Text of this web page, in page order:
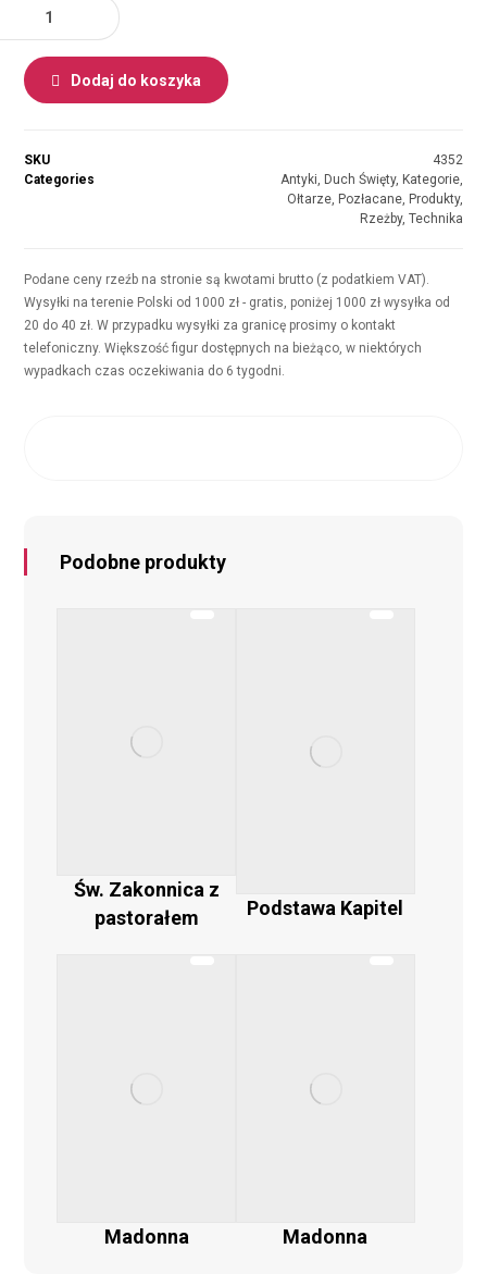
Dodaj do koszyka
SKU
4352
Categories
Antyki, Duch Święty, Kategorie,
Ołtarze, Pozłacane, Produkty,
Rzeżby, Technika
Podane ceny rzeźb na stronie są kwotami brutto (z podatkiem VAT).
Wysyłki na terenie Polski od 1000 zł - gratis, poniżej 1000 zł wysyłka od
20 do 40 zł. W przypadku wysyłki za granicę prosimy o kontakt
telefoniczny. Większość figur dostępnych na bieżąco, w niektórych
wypadkach czas oczekiwania do 6 tygodni.
Podobne produkty
Św. Zakonnica z
pastorałem
Podstawa Kapitel
Madonna Madonna